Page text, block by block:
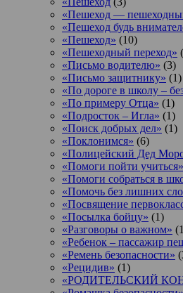
«Пешеход —
«Пешеход будь
«Пешеход» (10)
«Пешеходный переход»
«Письмо водителю» (3)
«Письмо защитнику» (1)
«По дороге в школу –
«По примеру Отца» (1)
«Подросток ‒ Игла» (1)
«Поиск добрых дел» (1)
«Поклонимся» (6)
«Полицейский Дед
«Помоги пойти учиться»
«Помоги собраться в
«Помочь без лишних
«Посвящение
«Посылка бойцу» (1)
«Разговоры о важном»
«Ребенок – пассажир
«Ремень безопасности»
«Рецидив» (1)
«РОДИТЕЛЬСКИЙ